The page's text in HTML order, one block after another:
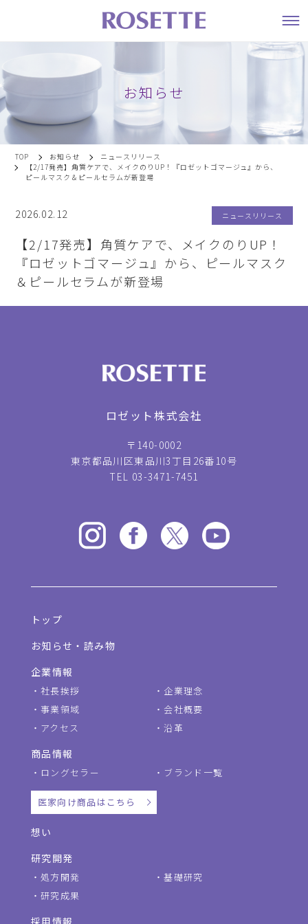
お知らせ
TOP お知らせ
ニュースリリース
【2/17発売】角質ケアで、メイクのりUP！『ロゼットゴマージュ』から、
ピールマスク＆ピールセラムが新登場
2026.02.12 ニュースリリース
【2/17発売】角質ケアで、メイクのりUP！
『ロゼットゴマージュ』から、ピールマスク
＆ピールセラムが新登場
ロゼット株式会社
〒140-0002
東京都品川区東品川3丁目26番10号
TEL 03-3471-7451
トップ
お知らせ・読み物
企業情報
社長挨拶
企業理念
事業領域
会社概要
アクセス
沿革
商品情報
ロングセラー ブランド一覧
医家向け商品はこちら
想い
研究開発
処方開発
基礎研究
研究成果
採用情報